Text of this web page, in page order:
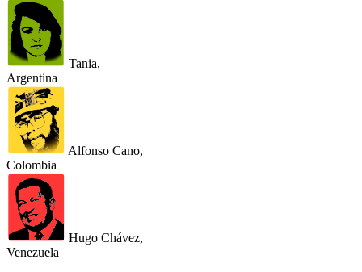
Tania,
Argentina
Alfonso Cano,
Colombia
Hugo Chávez,
Venezuela